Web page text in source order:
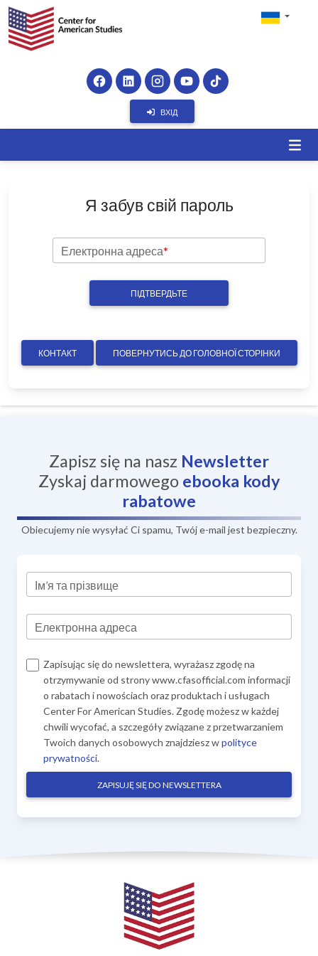
ВХІД
Я забув свій пароль
Електронна адреса*
ПІДТВЕРДЬТЕ
КОНТАКТ ПОВЕРНУТИСЬ ДО ГОЛОВНОЇ СТОРІНКИ
Zapisz się na nasz Newsletter
Zyskaj darmowego ebooka kody
rabatowe
Obiecujemy nie wysyłać Ci spamu, Twój e-mail jest bezpieczny.
Ім’я та прізвище
Електронна адреса
Zapisując się do newslettera, wyrażasz zgodę na
otrzymywanie od strony www.cfasofficial.com informacji
o rabatach i nowościach oraz produktach i usługach
Center For American Studies. Zgodę możesz w każdej
chwili wycofać, a szczegóły związane z przetwarzaniem
Twoich danych osobowych znajdziesz wpolityce
prywatności.
ZAPISUJĘ SIĘ DO NEWSLETTERA